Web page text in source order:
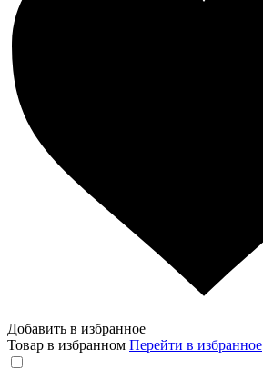
Добавить в избранное
Товар в избранном Перейти в избранное